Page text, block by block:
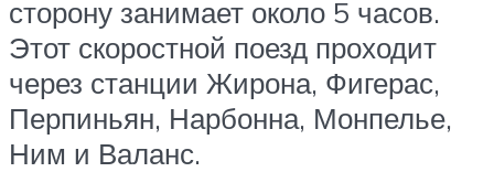
сторону занимает около 5 часов.
Этот скоростной поезд проходит
через станции Жирона, Фигерас,
Перпиньян, Нарбонна, Монпелье,
Ним и Валанс.